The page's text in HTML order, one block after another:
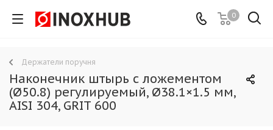
0
Держатели поручня
Наконечник штырь с ложементом
(Ø50.8) регулируемый, Ø38.1×1.5 мм,
AISI 304, GRIT 600